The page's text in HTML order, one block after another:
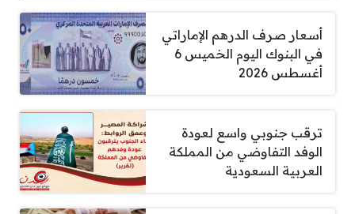
أسعار صرف الدرهم الإماراتي
في البنوك اليوم الخميس 6
أغسطس 2026
ترقب جنوبي واسع لعودة
الوفد التفاوضي من المملكة
العربية السعودية